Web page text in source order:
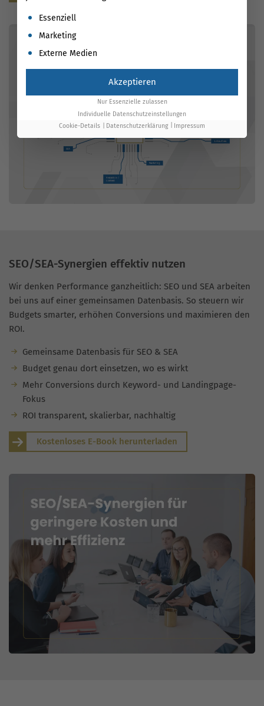
SEO/SEA-Synergien effektiv nutzen
Wir denken Performance ganzheitlich: SEO und SEA arbeiten
bei uns auf einer gemeinsamen Datenbasis. So steuern wir
Budgets smarter, erhöhen Conversions und maximieren den
ROI.
Gemeinsame Datenbasis für SEO & SEA
Budget genau dort einsetzen, wo es wirkt
Mehr Conversions durch Keyword- und Landingpage-
Fokus
ROI transparent, skalierbar, nachhaltig
Kostenloses E-Book herunterladen
Es folgt eine Liste der Service-Gruppen, für die eine
Essenziell
Marketing
Externe Medien
Akzeptieren
Nur Essenzielle zulassen
Individuelle Datenschutzeinstellungen
Cookie-Details
Datenschutzerklärung Impressum